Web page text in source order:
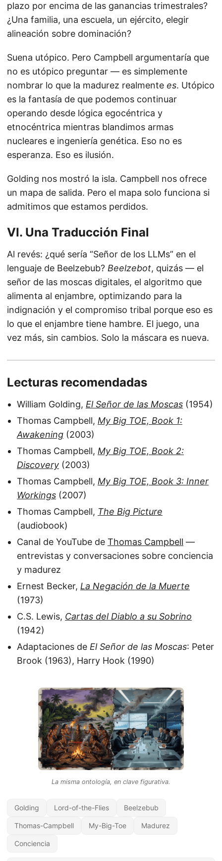
plazo por encima de las ganancias trimestrales?
¿Una familia, una escuela, un ejército, elegir
alineación sobre dominación?
Suena utópico. Pero Campbell argumentaría que
no es utópico preguntar — es simplemente
nombrar lo que la madurez realmente es. Utópico
es la fantasía de que podemos continuar
operando desde lógica egocéntrica y
etnocéntrica mientras blandimos armas
nucleares e ingeniería genética. Eso no es
esperanza. Eso es ilusión.
Golding nos mostró la isla. Campbell nos ofrece
un mapa de salida. Pero el mapa solo funciona si
admitimos que estamos perdidos.
VI. Una Traducción Final
Al revés: ¿qué sería “Señor de los LLMs” en el
lenguaje de Beelzebub? Beelzebot, quizás — el
señor de las moscas digitales, el algoritmo que
alimenta al enjambre, optimizando para la
indignación y el compromiso tribal porque eso es
lo que el enjambre tiene hambre. El juego, una
vez más, sin cambios. Solo la máscara es nueva.
Lecturas recomendadas
William Golding, El Señor de las Moscas (1954)
Thomas Campbell, My Big TOE, Book 1:
Awakening (2003)
Thomas Campbell, My Big TOE, Book 2:
Discovery (2003)
Thomas Campbell, My Big TOE, Book 3: Inner
Workings (2007)
Thomas Campbell, The Big Picture
(audiobook)
Canal de YouTube de Thomas Campbell —
entrevistas y conversaciones sobre conciencia
y madurez
Ernest Becker, La Negación de la Muerte
(1973)
C.S. Lewis, Cartas del Diablo a su Sobrino
(1942)
Adaptaciones de El Señor de las Moscas: Peter
Brook (1963), Harry Hook (1990)
La misma ontología, en clave figurativa.
Golding Lord-of-the-Flies Beelzebub
Thomas-Campbell My-Big-Toe Madurez
Conciencia